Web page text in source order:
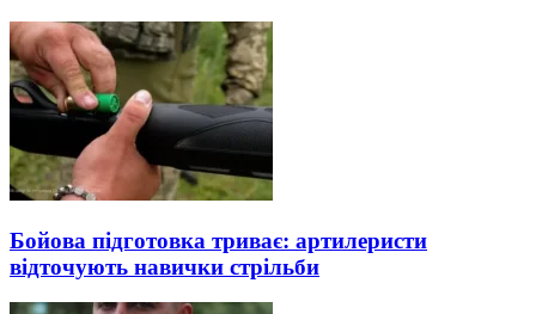
Бойова підготовка триває: артилеристи
відточують навички стрільби